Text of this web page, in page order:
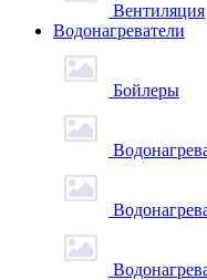
Вентиляция
Водонагреватели
Бойлеры